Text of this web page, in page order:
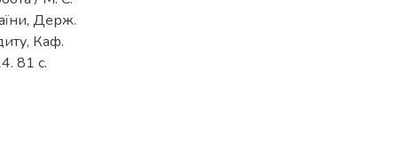
Держ.
Каф.
81 с.